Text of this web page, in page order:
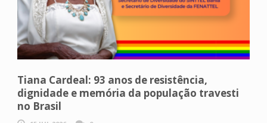
Tiana Cardeal: 93 anos de resistência,
dignidade e memória da população travesti
no Brasil